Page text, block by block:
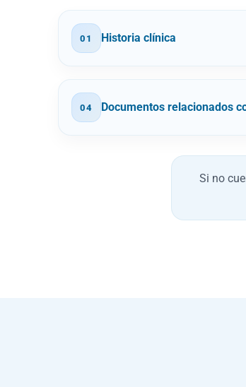
01 Historia clínica
04 Documentos relacionados
Si no